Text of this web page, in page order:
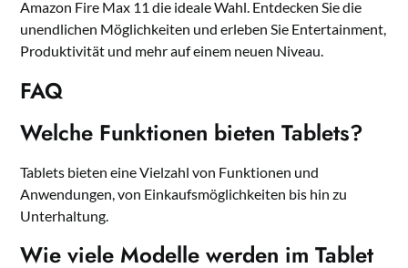
Amazon Fire Max 11 die ideale Wahl. Entdecken Sie die
unendlichen Möglichkeiten und erleben Sie Entertainment,
Produktivität und mehr auf einem neuen Niveau.
FAQ
Welche Funktionen bieten Tablets?
Tablets bieten eine Vielzahl von Funktionen und
Anwendungen, von Einkaufsmöglichkeiten bis hin zu
Unterhaltung.
Wie viele Modelle werden im Tablet